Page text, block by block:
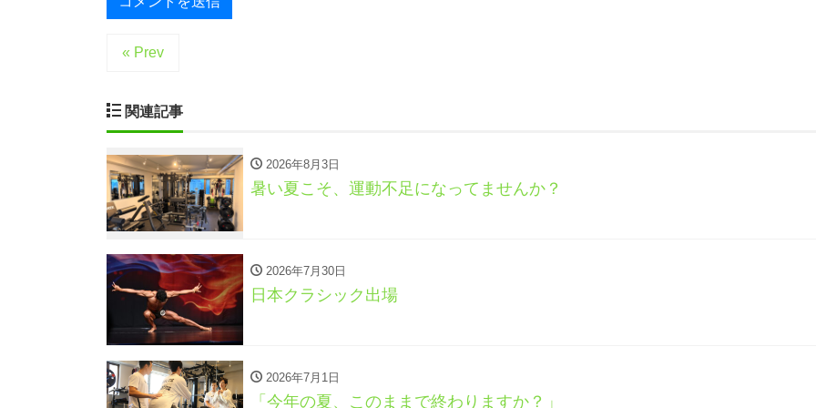
« Prev
関連記事
2026年8月3日
暑い夏こそ、運動不足になってませんか？
2026年7月30日
日本クラシック出場
2026年7月1日
「今年の夏、このままで終わりますか？」